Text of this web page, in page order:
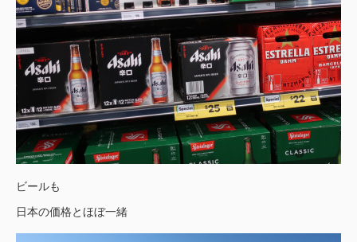
ビールも
日本の価格とほぼ一緒